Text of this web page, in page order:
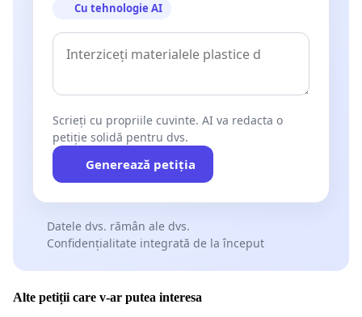
Cu tehnologie AI
Scrieți cu propriile cuvinte. AI va redacta o
petiție solidă pentru dvs.
Generează petiția
Datele dvs. rămân ale dvs.
Confidențialitate integrată de la început
Alte petiții care v-ar putea interesa